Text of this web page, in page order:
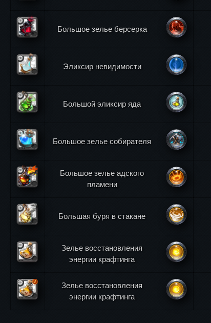
Большое зелье берсерка
Эликсир невидимости
Большой эликсир яда
Большое зелье собирателя
Большое зелье адского
пламени
Большая буря в стакане
Зелье восстановления
энергии крафтинга
Зелье восстановления
энергии крафтинга